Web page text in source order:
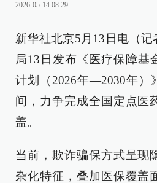
2026-05-14 08:29
新华社北京5月13日电（
局13日发布《医疗保障基
计划（2026年—2030年）
间，力争完成全国定点医
盖。
当前，欺诈骗保方式呈现
杂化特征，叠加医保覆盖